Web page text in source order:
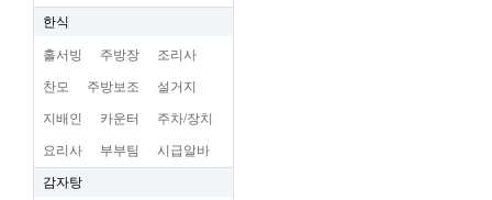
한식
홀서빙 주방장 조리사
찬모 주방보조 설거지
지배인 카운터 주차/장치
요리사 부부팀 시급알바
감자탕